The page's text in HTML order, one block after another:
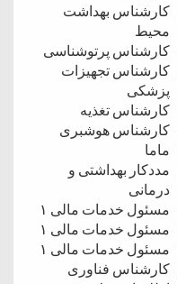
کارشناس بهداشت
محیط
کارشناس پرتوشناسی
کارشناس تجهیزات
پزشکی
کارشناس تغذیه
کارشناس هوشبری
ماما
مددکار بهداشتی و
درمانی
مسئول خدمات مالی ۱
مسئول خدمات مالی ۱
مسئول خدمات مالی ۱
کارشناس فناوری